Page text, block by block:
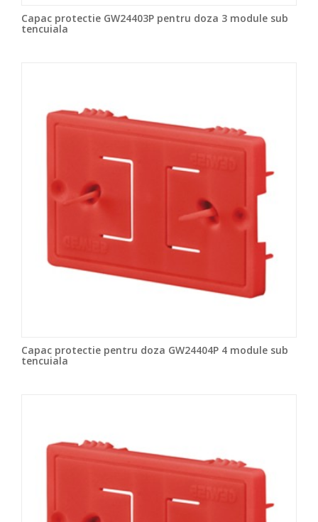
Capac protectie GW24403P pentru doza 3 module sub
tencuiala
Capac protectie pentru doza GW24404P 4 module sub
tencuiala